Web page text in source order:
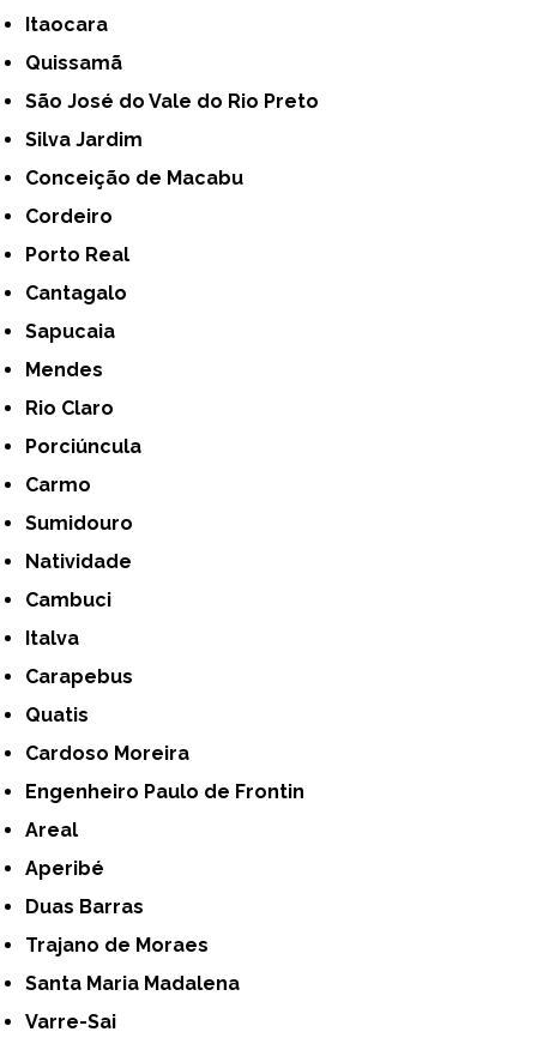
Itaocara
Quissamã
São José do Vale do Rio Preto
Silva Jardim
Conceição de Macabu
Cordeiro
Porto Real
Cantagalo
Sapucaia
Mendes
Rio Claro
Porciúncula
Carmo
Sumidouro
Natividade
Cambuci
Italva
Carapebus
Quatis
Cardoso Moreira
Engenheiro Paulo de Frontin
Areal
Aperibé
Duas Barras
Trajano de Moraes
Santa Maria Madalena
Varre-Sai